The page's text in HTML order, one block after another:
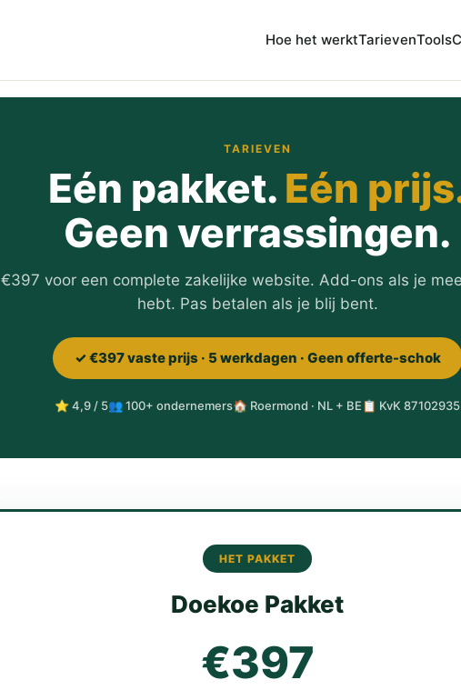
Hoe het werktTarievenTools
TARIEVEN
Eén pakket. Eén
Geen verrassingen.
€397 voor een complete zakelijke website. Add-ons als je
hebt. Pas betalen als je blij bent.
✓ €397 vaste prijs · 5 werkdagen · Geen offerte-schok
⭐ 4,9 / 5👥 100+ ondernemers🏠 Roermond · NL + BE📋 KvK 87102935
HET PAKKET
Doekoe Pakket
€397